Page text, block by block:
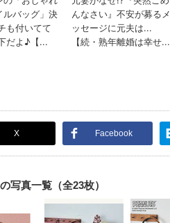
X Facebook
写真一覧（全23枚）